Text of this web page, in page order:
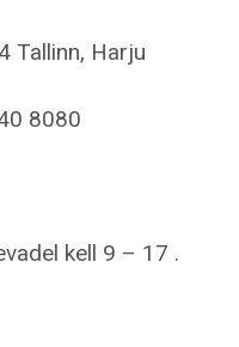
Tallinn, Harju
8080
kell 9 – 17 .